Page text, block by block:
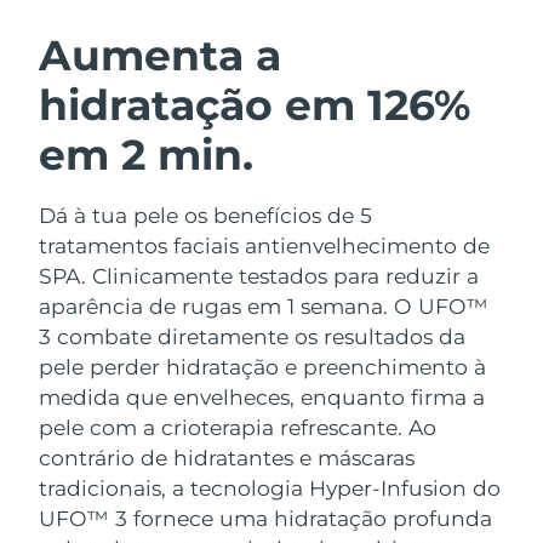
Aumenta a
hidratação em 126%
em 2 min.
Dá à tua pele os benefícios de 5
tratamentos faciais antienvelhecimento de
SPA. Clinicamente testados para reduzir a
aparência de rugas em 1 semana. O UFO™
3 combate diretamente os resultados da
pele perder hidratação e preenchimento à
medida que envelheces, enquanto firma a
pele com a crioterapia refrescante. Ao
contrário de hidratantes e máscaras
tradicionais, a tecnologia Hyper-Infusion do
UFO™ 3 fornece uma hidratação profunda
Limpeza facial
Anti-aging massage
LUNA™ 4 Plus
Massage, LED heating
LUNA™ 4 Men
For men, anti-aging massage
Microcurrent toning
BEAR™ 2 go
Microcurrent toning on-the-go
BEAR™ 2 eyes & lips
Microcurrent line smoothing device
Hidratação
UFO™ 3 kit
Deep facial hydration
UFO™ 3 LED
Near-infrared and red light therapy
device
Cuidado oral
issa™ 4
Hybrid silicone sonic toothbrush
issa™ 4 plus
Smart hybrid silicone sonic toothbrush
TRATAMENTO ANTIENVELHECIMENTO
FAQ™
Antienvelhecimento Tratamentos LED
Áustria
Barein Entrega prevista8/13/26
Bélgica
Bermudas Entrega prevista
Bósnia e
Herzegovina
Entrega prevista8/15/26
Brunei Entrega prevista8/17/26
Bulgária Entrega prevista 8/12/26
Canadá Entrega prevista
Chile Entrega prevista8/16/26